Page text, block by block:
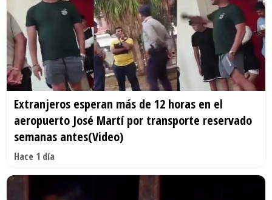
Extranjeros esperan más de 12 horas en el
aeropuerto José Martí por transporte reservado
semanas antes(Video)
Hace 1 día